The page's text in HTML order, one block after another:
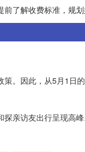
了解收费标准，规划
。因此，从5月1日
亲访友出行呈现高